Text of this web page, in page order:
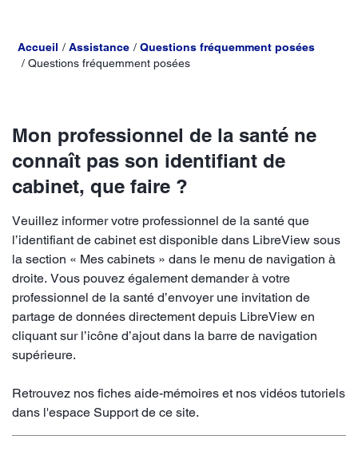
Accueil Assistance
Questions fréquemment posées
Questions fréquemment posées
Mon professionnel de la santé ne
connaît pas son identifiant de
cabinet, que faire ?
Veuillez informer votre professionnel de la santé que
l’identifiant de cabinet est disponible dans LibreView sous
la section « Mes cabinets » dans le menu de navigation à
droite. Vous pouvez également demander à votre
professionnel de la santé d’envoyer une invitation de
partage de données directement depuis LibreView en
cliquant sur l’icône d’ajout dans la barre de navigation
supérieure.
Retrouvez nos fiches aide-mémoires et nos vidéos tutoriels
dans l'espace Support de ce site.